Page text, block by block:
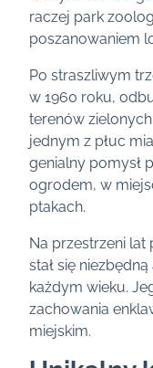
raczej park
poszanowaniem
Po straszliwym
w 1960 roku,
terenów
jednym z płuc
genialny pomysł
ogrodem, w
ptakach.
Na przestrzeni lat
stał się
każdym wieku.
zachowania
miejskim.